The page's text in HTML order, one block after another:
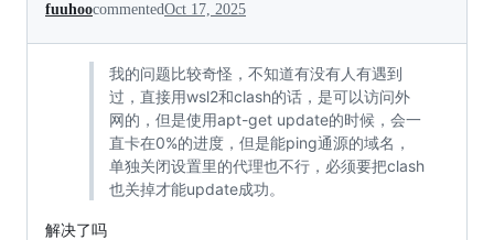
fuuhoocommentedOct 17, 2025
我的问题比较奇怪，不知道有没有人有遇到
过，直接用wsl2和clash的话，是可以访问外
网的，但是使用apt-get update的时候，会一
直卡在0%的进度，但是能ping通源的域名，
单独关闭设置里的代理也不行，必须要把clash
也关掉才能update成功。
解决了吗